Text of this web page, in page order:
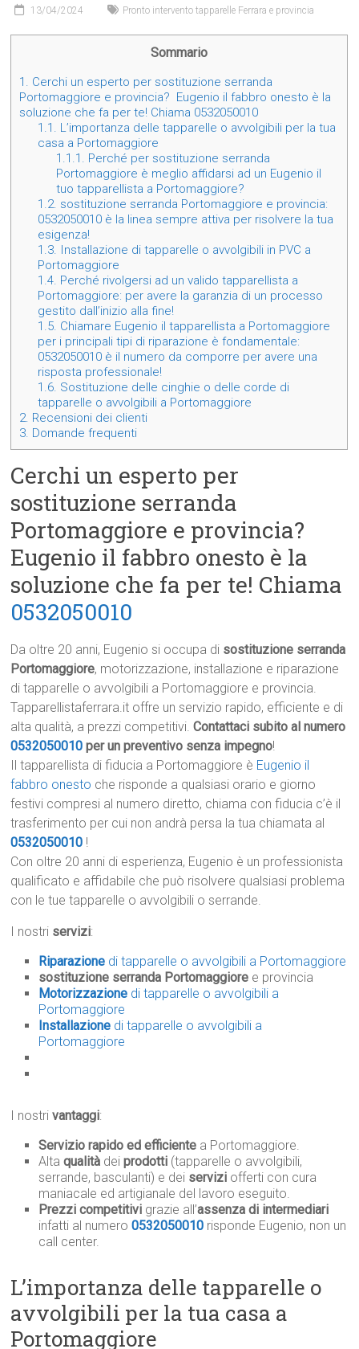
13/04/2024 Pronto intervento tapparelle Ferrara e provincia
Sommario
1. Cerchi un esperto per sostituzione serranda
Portomaggiore e provincia? Eugenio il fabbro onesto è la
soluzione che fa per te! Chiama 0532050010
1.1. L’importanza delle tapparelle o avvolgibili per la tua
casa a Portomaggiore
1.1.1. Perché per sostituzione serranda
Portomaggiore è meglio affidarsi ad un Eugenio il
tuo tapparellista a Portomaggiore?
1.2. sostituzione serranda Portomaggiore e provincia:
0532050010 è la linea sempre attiva per risolvere la tua
esigenza!
1.3. Installazione di tapparelle o avvolgibili in PVC a
Portomaggiore
1.4. Perché rivolgersi ad un valido tapparellista a
Portomaggiore: per avere la garanzia di un processo
gestito dall’inizio alla fine!
1.5. Chiamare Eugenio il tapparellista a Portomaggiore
per i principali tipi di riparazione è fondamentale:
0532050010 è il numero da comporre per avere una
risposta professionale!
1.6. Sostituzione delle cinghie o delle corde di
tapparelle o avvolgibili a Portomaggiore
2. Recensioni dei clienti
3. Domande frequenti
Cerchi un esperto per
sostituzione serranda
Portomaggiore e provincia?
Eugenio il fabbro onesto è la
soluzione che fa per te! Chiama
0532050010
Da oltre 20 anni, Eugenio si occupa di sostituzione serranda
Portomaggiore, motorizzazione, installazione e riparazione
di tapparelle o avvolgibili a Portomaggiore e provincia.
Tapparellistaferrara.it offre un servizio rapido, efficiente e di
alta qualità, a prezzi competitivi.Contattaci subito al numero
0532050010 per un preventivo senza impegno!
Il tapparellista di fiducia a Portomaggiore è Eugenio il
fabbro onesto che risponde a qualsiasi orario e giorno
festivi compresi al numero diretto, chiama con fiducia c’è il
trasferimento per cui non andrà persa la tua chiamata al
0532050010 !
Con oltre 20 anni di esperienza, Eugenio è un professionista
qualificato e affidabile che può risolvere qualsiasi problema
con le tue tapparelle o avvolgibili o serrande.
I nostri servizi:
Riparazione di tapparelle o avvolgibili a Portomaggiore
sostituzione serranda Portomaggiore e provincia
Motorizzazione di tapparelle o avvolgibili a
Portomaggiore
Installazione di tapparelle o avvolgibili a
Portomaggiore
I nostrivantaggi:
Servizio rapido ed efficiente a Portomaggiore.
Altaqualità deiprodotti (tapparelle o avvolgibili,
serrande, basculanti) e dei servizi offerti con cura
maniacale ed artigianale del lavoro eseguito.
Prezzi competitivi grazie all’assenza di intermediari
infatti al numero0532050010 risponde Eugenio, non un
call center.
L’importanza delle tapparelle o
avvolgibili per la tua casa a
Portomaggiore